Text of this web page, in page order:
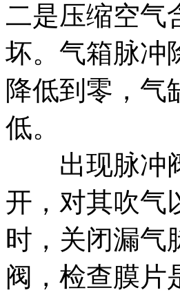
二是压缩空气
坏。气箱脉冲
降低到零，气
低。
出现脉冲阀
开，对其吹气
时，关闭漏气
阀，检查膜片